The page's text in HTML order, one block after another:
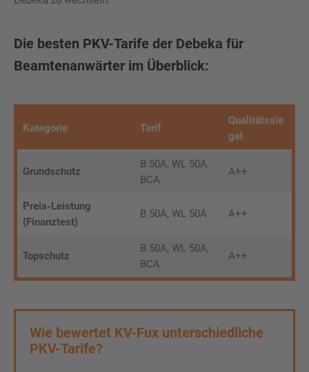
Die besten PKV-Tarife der Debeka für
Beamtenanwärter im Überblick:
Kategorie Tarif
Qualitätssie
gel
Grundschutz
B 50A, WL 50A,
BCA
A++
Preis-Leistung
(Finanztest)
B 50A, WL 50A A++
Topschutz
B 50A, WL 50A,
BCA
A++
Wie bewertet KV-Fux unterschiedliche
PKV-Tarife?